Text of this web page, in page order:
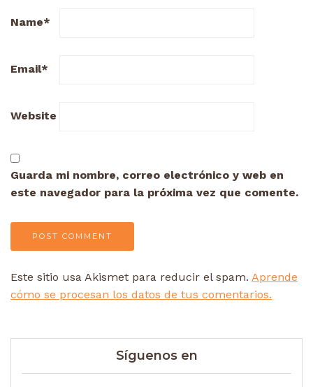
Name*
Email*
Website
Guarda mi nombre, correo electrónico y web en
este navegador para la próxima vez que comente.
Este sitio usa Akismet para reducir el spam. Aprende
cómo se procesan los datos de tus comentarios.
Síguenos en